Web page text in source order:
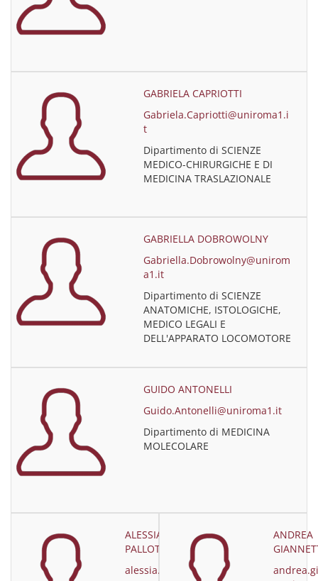
GABRIELA CAPRIOTTI
Gabriela.Capriotti@uniroma1.i
t
Dipartimento di SCIENZE
MEDICO-CHIRURGICHE E DI
MEDICINA TRASLAZIONALE
GABRIELLA DOBROWOLNY
Gabriella.Dobrowolny@unirom
a1.it
Dipartimento di SCIENZE
ANATOMICHE, ISTOLOGICHE,
MEDICO LEGALI E
DELL'APPARATO LOCOMOTORE
GUIDO ANTONELLI
Guido.Antonelli@uniroma1.it
Dipartimento di MEDICINA
MOLECOLARE
ALESSIA
PALLOTTA
alessia.pallo
ANDREA